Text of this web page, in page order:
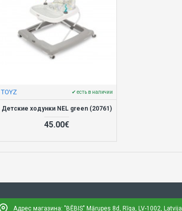
TOYZ ✔ есть в наличии
Детские ходунки NEL green (20761)
45.00€
Адрес магазина: "BĒBIS" Mārupes 8d, Rīga, LV-1002, Latvija